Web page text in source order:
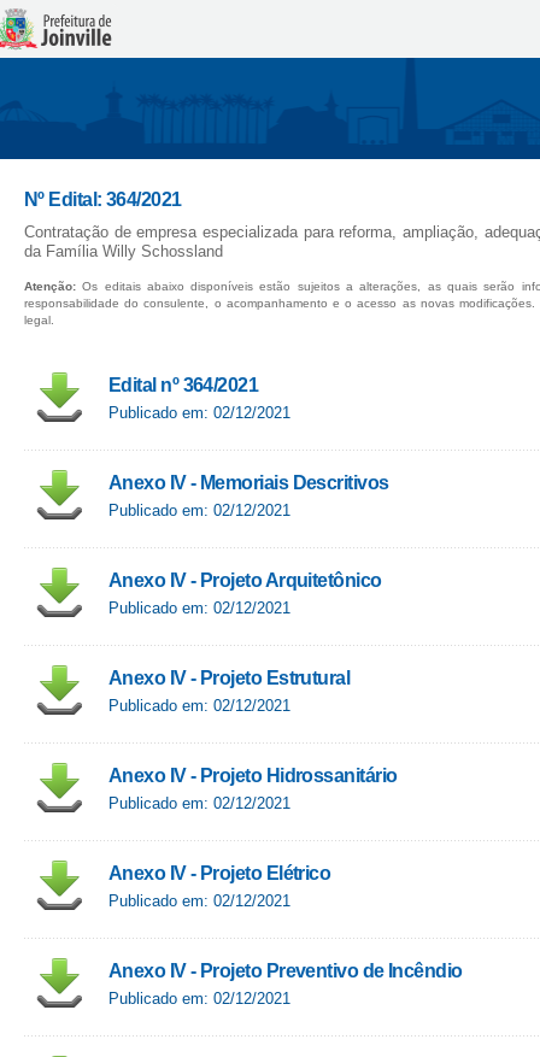
Nº Edital: 364/2021
Contratação de empresa especializada para reforma, ampliação,
da Família Willy Schossland
Atenção: Os editais abaixo disponíveis estão sujeitos a alterações, as quais serão
responsabilidade do consulente, o acompanhamento e o acesso as novas
legal.
Edital nº 364/2021
Publicado em: 02/12/2021
Anexo IV - Memoriais Descritivos
Publicado em: 02/12/2021
Anexo IV - Projeto Arquitetônico
Publicado em: 02/12/2021
Anexo IV - Projeto Estrutural
Publicado em: 02/12/2021
Anexo IV - Projeto Hidrossanitário
Publicado em: 02/12/2021
Anexo IV - Projeto Elétrico
Publicado em: 02/12/2021
Anexo IV - Projeto Preventivo de Incêndio
Publicado em: 02/12/2021